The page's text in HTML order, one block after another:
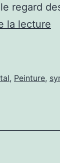
regard
la lecture
, Peinture,